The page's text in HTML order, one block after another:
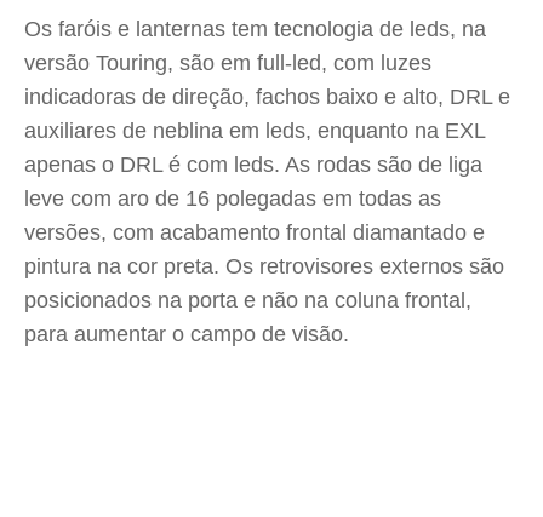
Os faróis e lanternas tem tecnologia de leds, na
versão Touring, são em full-led, com luzes
indicadoras de direção, fachos baixo e alto, DRL e
auxiliares de neblina em leds, enquanto na EXL
apenas o DRL é com leds. As rodas são de liga
leve com aro de 16 polegadas em todas as
versões, com acabamento frontal diamantado e
pintura na cor preta. Os retrovisores externos são
posicionados na porta e não na coluna frontal,
para aumentar o campo de visão.